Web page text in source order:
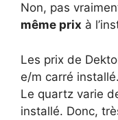
Non, pas
même prix à
Les prix de
e/m carré installé.
Le quartz varie
installé. Donc,